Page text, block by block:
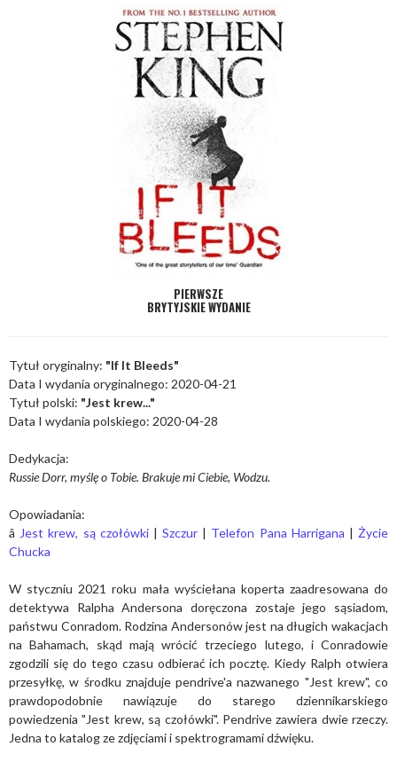
PIERWSZE
BRYTYJSKIE WYDANIE
Tytuł oryginalny: "If It Bleeds"
Data I wydania oryginalnego: 2020-04-21
Tytuł polski: "Jest krew..."
Data I wydania polskiego: 2020-04-28
Dedykacja:
Russie Dorr, myślę o Tobie. Brakuje mi Ciebie, Wodzu.
Opowiadania:
â Jest krew, są czołówki|Szczur | Telefon Pana Harrigana |Życie
Chucka
W styczniu 2021 roku mała wyściełana koperta zaadresowana do
detektywa Ralpha Andersona doręczona zostaje jego sąsiadom,
państwu Conradom. Rodzina Andersonów jest na długich wakacjach
na Bahamach, skąd mają wrócić trzeciego lutego, i Conradowie
zgodzili się do tego czasu odbierać ich pocztę. Kiedy Ralph otwiera
przesyłkę, w środku znajduje pendrive'a nazwanego "Jest krew", co
prawdopodobnie nawiązuje do starego dziennikarskiego
powiedzenia "Jest krew, są czołówki". Pendrive zawiera dwie rzeczy.
Jedna to katalog ze zdjęciami i spektrogramami dźwięku.